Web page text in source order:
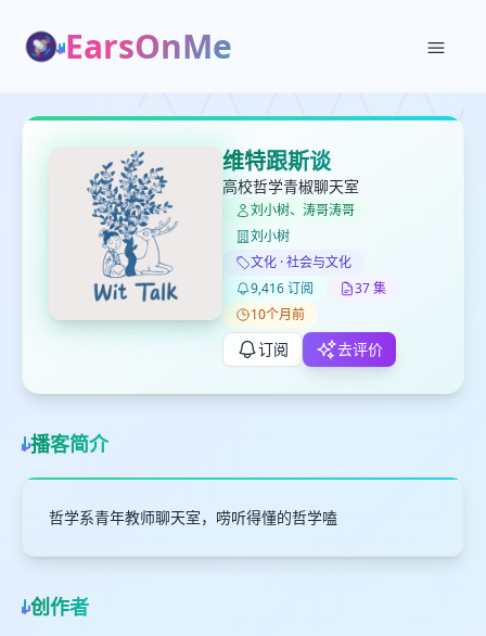
EarsOnMe
维特跟斯谈
高校哲学青椒聊天室
刘小树、涛哥涛哥
刘小树
文化 · 社会与文化
9,416 订阅
37 集
10个月前
订阅 去评价
播客简介
哲学系青年教师聊天室，唠听得懂的哲学嗑
创作者
✕
键盘下留人
✕
删除确认
取消
✕
加入播单